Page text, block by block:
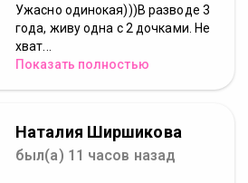
Ужасно одинокая)))В разводе 3
года, живу одна с 2 дочками. Не
хват...
Показать полностью
Наталия Ширшикова
был(а) 11 часов назад